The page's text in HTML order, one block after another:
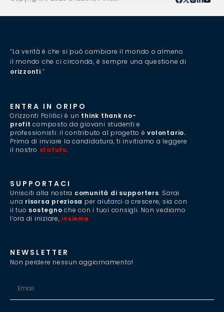
“La verità è che si può cambiare il mondo o almeno
il mondo che ci circonda, è sempre una questione di
orizzonti.”
ENTRA IN ORIPO
Orizzonti Politici è un think thank no-
profit composto da giovani studenti e
professionisti: il contributo al progetto èvolontario.
Prima di inviare la candidatura, ti invitiamo a leggere
il nostro statuto.
SUPPORTACI
Unisciti alla nostra comunità di supporters. Sarai
una risorsa preziosa per aiutarci a crescere, sia con
il tuo sostegno che con i tuoi consigli. Non vediamo
l’ora di iniziare, insieme
NEWSLETTER
Non perdere nessun aggiornamento!